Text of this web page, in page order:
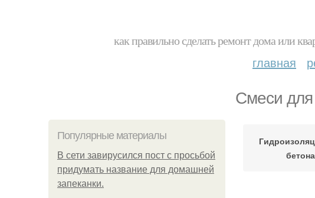
как правильно сделать ремонт дома или
главная
Смеси для
Популярные материалы
В сети завирусился пост с просьбой
придумать название для домашней
запеканки.
бетона